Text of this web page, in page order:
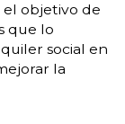
el objetivo de
que lo
social en
la